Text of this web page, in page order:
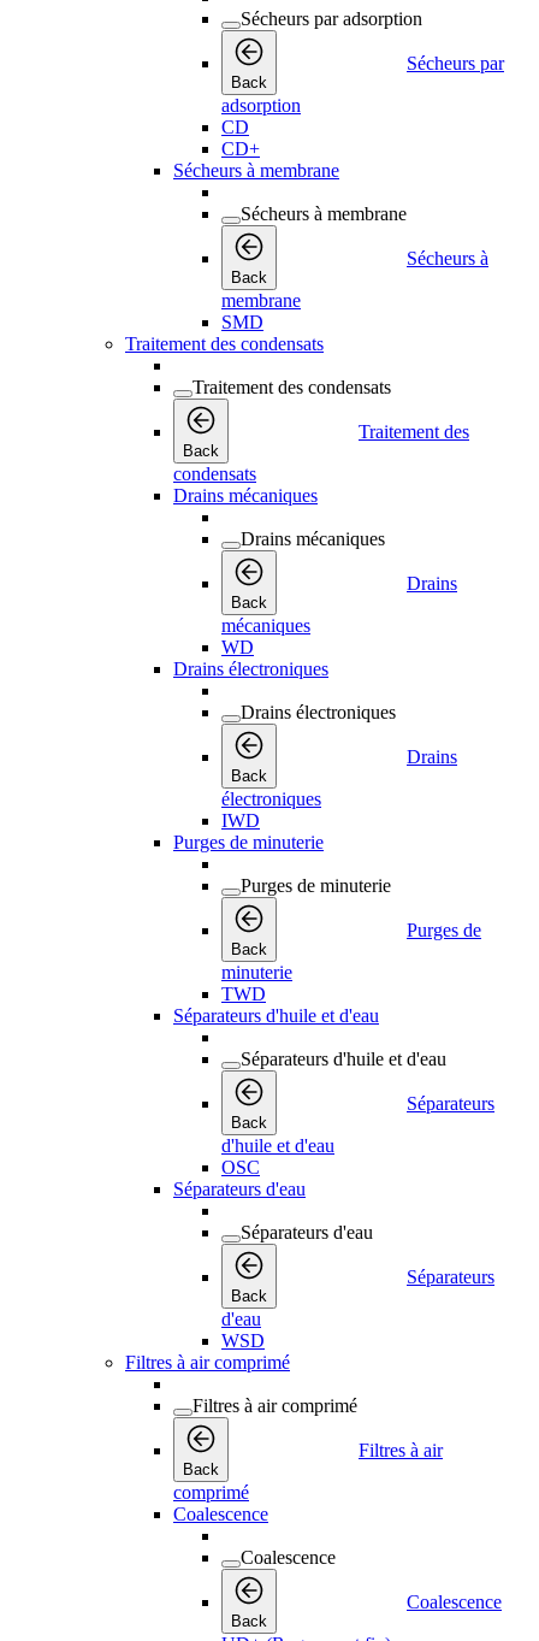
Sécheurs par adsorption
Back
Sécheurs par
adsorption
CD
CD+
Sécheurs à membrane
Sécheurs à membrane
Back
Sécheurs à
membrane
SMD
Traitement des condensats
Traitement des condensats
Back
Traitement des
condensats
Drains mécaniques
Drains mécaniques
Back
Drains
mécaniques
WD
Drains électroniques
Drains électroniques
Back
Drains
électroniques
IWD
Purges de minuterie
Purges de minuterie
Back
Purges de
minuterie
TWD
Séparateurs d'huile et d'eau
Séparateurs d'huile et d'eau
Back
Séparateurs
d'huile et d'eau
OSC
Séparateurs d'eau
Séparateurs d'eau
Back
Séparateurs
d'eau
WSD
Filtres à air comprimé
Filtres à air comprimé
Back
Filtres à air
comprimé
Coalescence
Coalescence
Back
Coalescence